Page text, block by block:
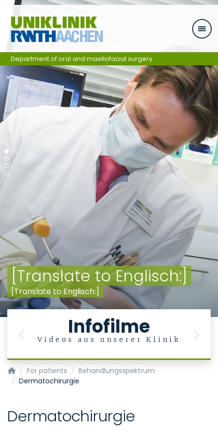
Skip navigation
[Translate to Englisch:]
[Translate to Englisch:]
Infofilme
Videos aus unserer Klinik
Previous Next
Department of oral and maxillofacial surgery
Department of oral and maxillofacial surgery
For patients
Behandlungsspektrum
Dermatochirurgie
Dermatochirurgie